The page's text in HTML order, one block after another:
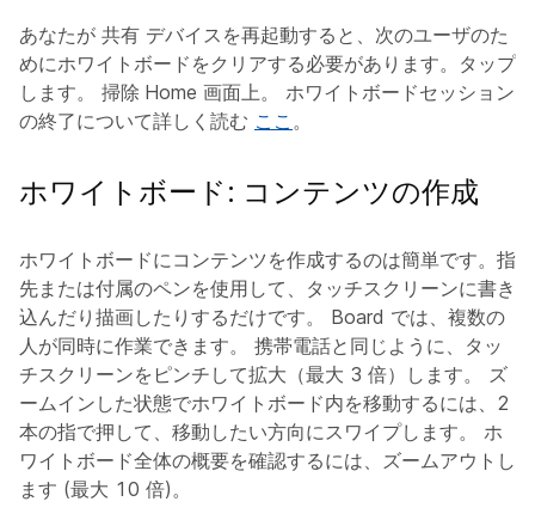
あなたが 共有 デバイスを再起動すると、次のユーザのた
めにホワイトボードをクリアする必要があります。タップ
します。 掃除 Home 画面上。 ホワイトボードセッション
の終了について詳しく読む ここ 。
ホワイトボード: コンテンツの作成
ホワイトボードにコンテンツを作成するのは簡単です。指
先または付属のペンを使用して、タッチスクリーンに書き
込んだり描画したりするだけです。 Board では、複数の
人が同時に作業できます。 携帯電話と同じように、タッ
チスクリーンをピンチして拡大（最大 3 倍）します。 ズ
ームインした状態でホワイトボード内を移動するには、2
本の指で押して、移動したい方向にスワイプします。 ホ
ワイトボード全体の概要を確認するには、ズームアウトし
ます (最大 10 倍)。